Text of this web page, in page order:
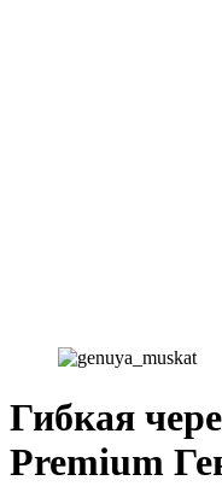
Гибкая
Premium